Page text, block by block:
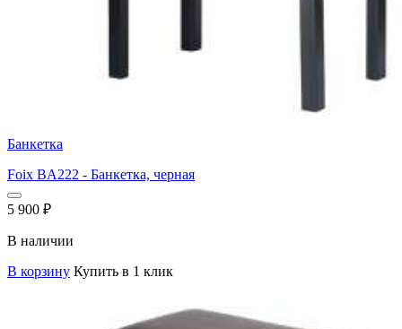
Банкетка
Foix BA222 - Банкетка, черная
5 900 ₽
В наличии
В корзину Купить в 1 клик